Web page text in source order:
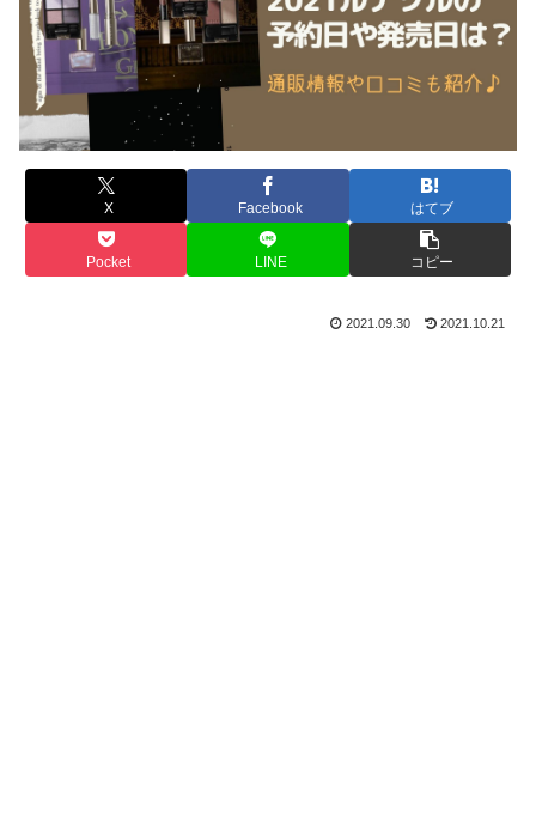
X Facebook はてブ
Pocket LINE コピー
2021.09.30 2021.10.21